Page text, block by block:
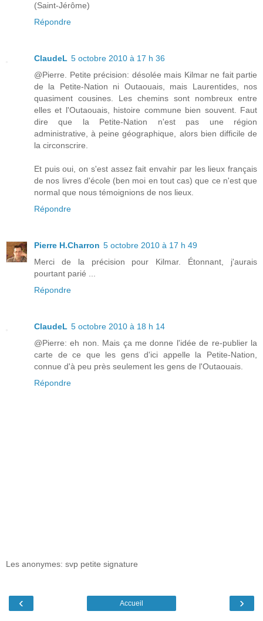
(Saint-Jérôme)
Répondre
ClaudeL 5 octobre 2010 à 17 h 36
@Pierre. Petite précision: désolée mais Kilmar ne fait partie
de la Petite-Nation ni Outaouais, mais Laurentides, nos
quasiment cousines. Les chemins sont nombreux entre
elles et l'Outaouais, histoire commune bien souvent. Faut
dire que la Petite-Nation n'est pas une région
administrative, à peine géographique, alors bien difficile de
la circonscrire.
Et puis oui, on s'est assez fait envahir par les lieux français
de nos livres d'école (ben moi en tout cas) que ce n'est que
normal que nous témoignions de nos lieux.
Répondre
Pierre H.Charron 5 octobre 2010 à 17 h 49
Merci de la précision pour Kilmar. Étonnant, j'aurais
pourtant parié ...
Répondre
ClaudeL 5 octobre 2010 à 18 h 14
@Pierre: eh non. Mais ça me donne l'idée de re-publier la
carte de ce que les gens d'ici appelle la Petite-Nation,
connue d'à peu près seulement les gens de l'Outaouais.
Répondre
Les anonymes: svp petite signature
‹ ›
Accueil